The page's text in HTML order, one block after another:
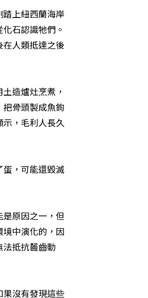
上紐西蘭海岸
石認識牠們。
人類抵達之後
造爐灶烹煮，
骨頭製成魚鉤
，毛利人長久
，可能還毀滅
原因之一，但
中演化的，因
抵抗齧齒動
沒有發現這些